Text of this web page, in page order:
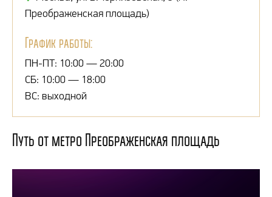
Преображенская площадь)
График работы:
ПН-ПТ: 10:00 — 20:00
СБ: 10:00 — 18:00
ВС: выходной
Путь от метро Преображенская площадь